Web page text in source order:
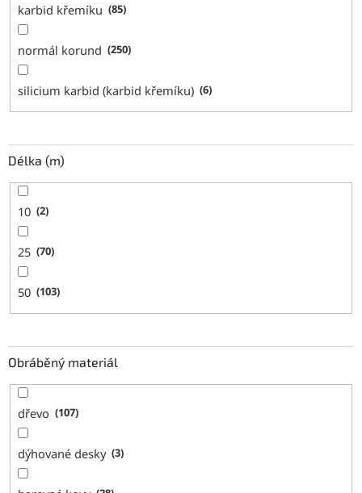
karbid křemíku 85
normál korund 250
silicium karbid (karbid křemíku) 6
Délka (m)
10 2
25 70
50 103
Obráběný materiál
dřevo 107
dýhované desky 3